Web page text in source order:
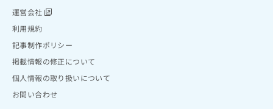
運営会社
利用規約
記事制作ポリシー
掲載情報の修正について
個人情報の取り扱いについて
お問い合わせ